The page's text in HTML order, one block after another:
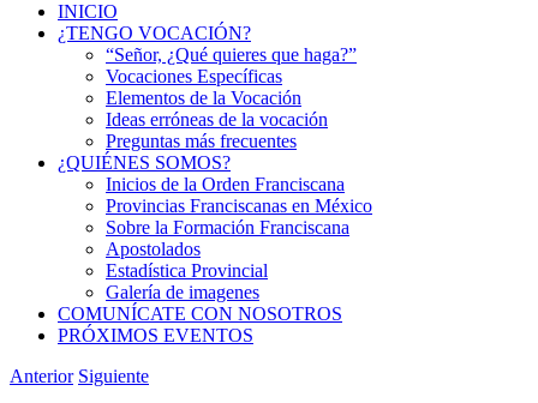
INICIO
¿TENGO VOCACIÓN?
“Señor, ¿Qué quieres que haga?”
Vocaciones Específicas
Elementos de la Vocación
Ideas erróneas de la vocación
Preguntas más frecuentes
¿QUIÉNES SOMOS?
Inicios de la Orden Franciscana
Provincias Franciscanas en México
Sobre la Formación Franciscana
Apostolados
Estadística Provincial
Galería de imagenes
COMUNÍCATE CON NOSOTROS
PRÓXIMOS EVENTOS
Anterior Siguiente